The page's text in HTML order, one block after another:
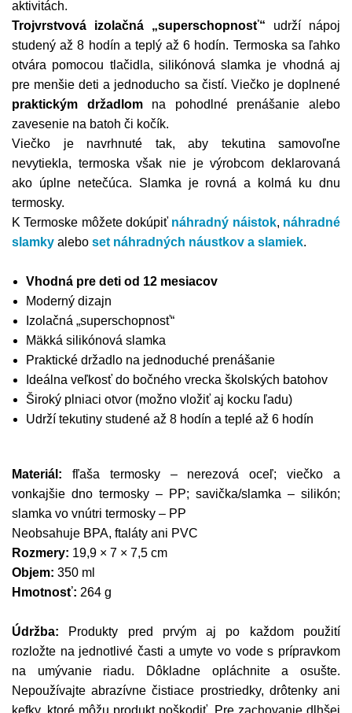
aktivitách.
Trojvrstvová izolačná „superschopnosť“ udrží nápoj
studený až 8 hodín a teplý až 6 hodín. Termoska sa ľahko
otvára pomocou tlačidla, silikónová slamka je vhodná aj
pre menšie deti a jednoducho sa čistí. Viečko je doplnené
praktickým držadlomna pohodlné prenášanie alebo
zavesenie na batoh či kočík.
Viečko je navrhnuté tak, aby tekutina samovoľne
nevytiekla, termoska však nie je výrobcom deklarovaná
ako úplne netečúca. Slamka je rovná a kolmá ku dnu
termosky.
K Termoske môžete dokúpiť náhradný náistok, náhradné
slamky alebo set náhradných náustkov a slamiek.
Vhodná pre deti od 12 mesiacov
Moderný dizajn
Izolačná „superschopnosť“
Mäkká silikónová slamka
Praktické držadlo na jednoduché prenášanie
Ideálna veľkosť do bočného vrecka školských batohov
Široký plniaci otvor (možno vložiť aj kocku ľadu)
Udrží tekutiny studené až 8 hodín a teplé až 6 hodín
Materiál: fľaša termosky – nerezová oceľ; viečko a
vonkajšie dno termosky – PP; savička/slamka – silikón;
slamka vo vnútri termosky – PP
Neobsahuje BPA, ftaláty ani PVC
Rozmery: 19,9 × 7 × 7,5 cm
Objem: 350 ml
Hmotnosť: 264 g
Údržba: Produkty pred prvým aj po každom použití
rozložte na jednotlivé časti a umyte vo vode s prípravkom
na umývanie riadu. Dôkladne opláchnite a osušte.
Nepoužívajte abrazívne čistiace prostriedky, drôtenky ani
kefky, ktoré môžu produkt poškodiť. Pre zachovanie dlhšej